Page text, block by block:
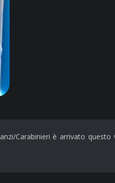
Carabinieri è arrivato questo